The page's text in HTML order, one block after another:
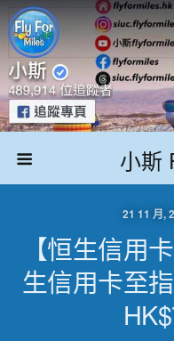
小斯
21 11 月,
【恒生信用
生信用卡至